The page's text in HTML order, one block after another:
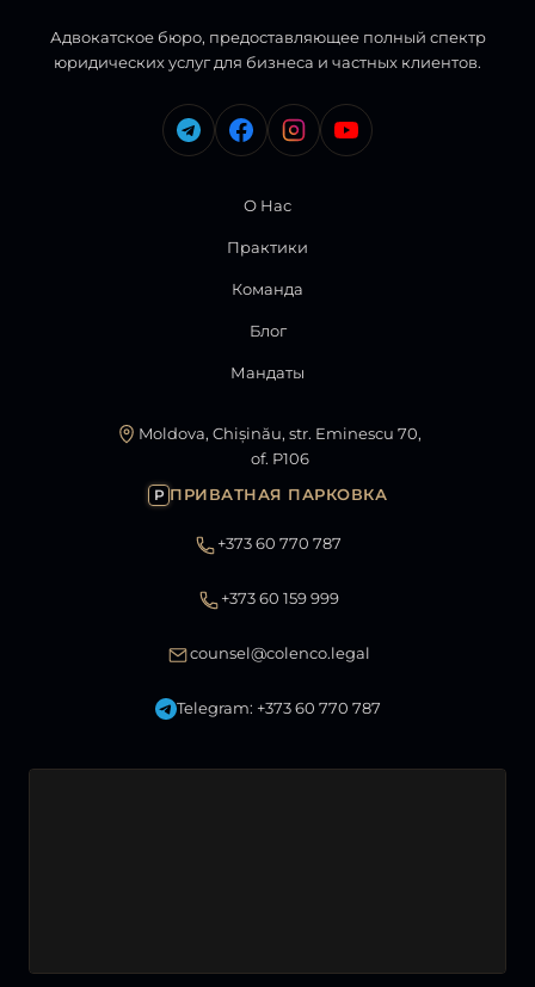
Адвокатское бюро, предоставляющее полный спектр
юридических услуг для бизнеса и частных клиентов.
О Нас
Практики
Команда
Блог
Мандаты
Moldova, Chișinău, str. Eminescu 70,
of. P106
P ПРИВАТНАЯ ПАРКОВКА
+373 60 770 787
+373 60 159 999
counsel@colenco.legal
Telegram: +373 60 770 787